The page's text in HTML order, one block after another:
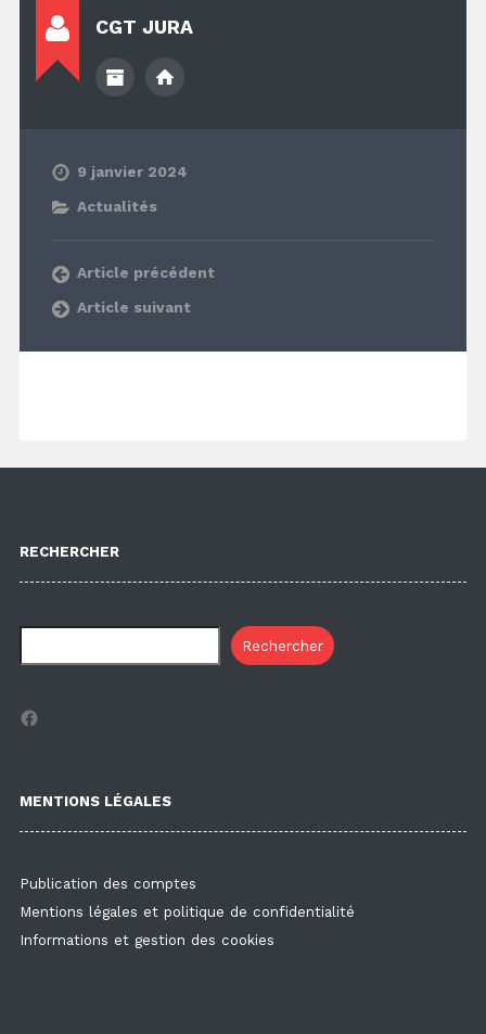
CGT JURA
9 janvier 2024
Actualités
Article précédent
Article suivant
RECHERCHER
Rechercher
Facebook
MENTIONS LÉGALES
Publication des comptes
Mentions légales et politique de confidentialité
Informations et gestion des cookies